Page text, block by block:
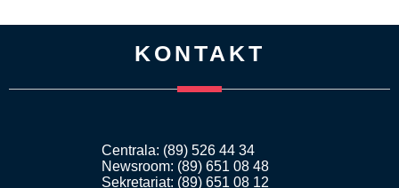
KONTAKT
Centrala: (89) 526 44 34
Newsroom: (89) 651 08 48
Sekretariat: (89) 651 08 12